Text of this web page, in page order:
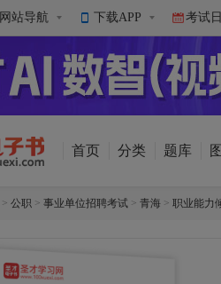
网站导航 下载APP 考试
首页 分类 题库
> 公职 > 事业单位招聘考试 > 青海 > 职业能力